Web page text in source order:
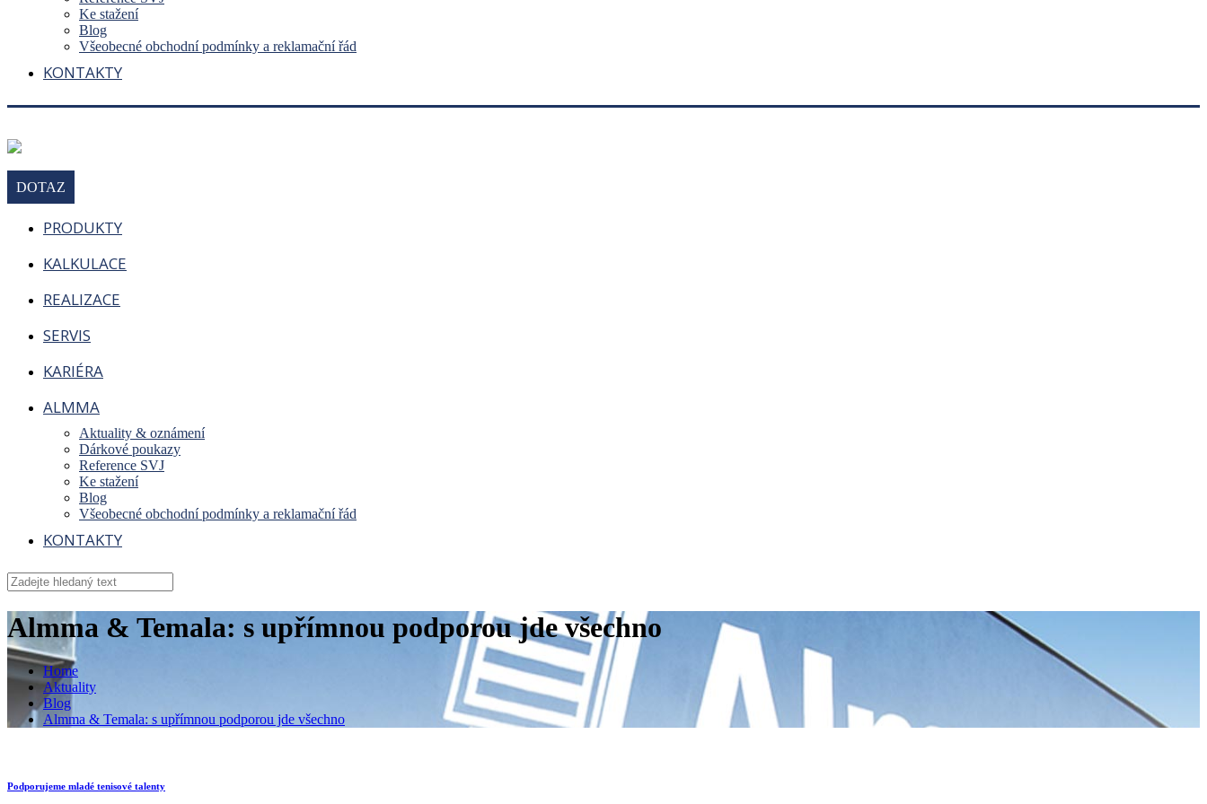
Ke stažení
Blog
Všeobecné obchodní podmínky a reklamační řád
KONTAKTY
DOTAZ
PRODUKTY
KALKULACE
REALIZACE
SERVIS
KARIÉRA
ALMMA
Aktuality & oznámení
Dárkové poukazy
Reference SVJ
Ke stažení
Blog
Všeobecné obchodní podmínky a reklamační řád
KONTAKTY
Almma & Temala: s upřímnou podporou jde všechno
Home
Aktuality
Blog
Almma & Temala: s upřímnou podporou jde všechno
Podporujeme mladé tenisové talenty